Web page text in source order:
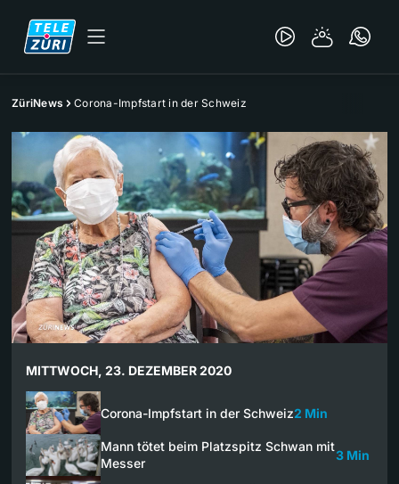
ZüriNews Corona-Impfstart in der Schweiz
MITTWOCH, 23. DEZEMBER 2020
Corona-Impfstart in der Schweiz2 Min
Mann tötet beim Platzspitz Schwan mit
Messer
3 Min